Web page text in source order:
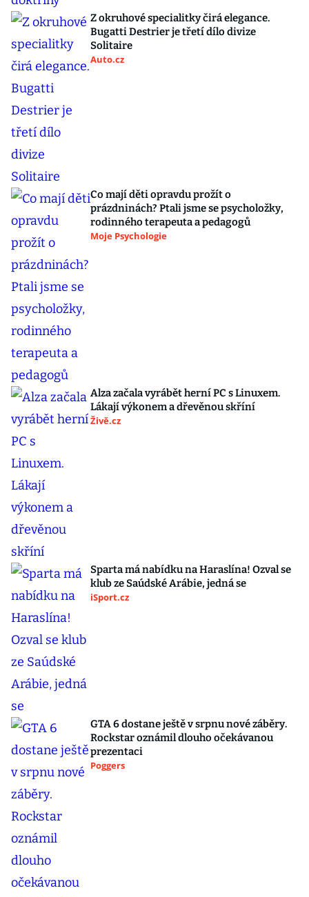
Z okruhové specialitky čirá elegance.
Bugatti Destrier je třetí dílo divize
Solitaire
Auto.cz
Co mají děti opravdu prožít o
prázdninách? Ptali jsme se psycholožky,
rodinného terapeuta a pedagogů
Moje Psychologie
Alza začala vyrábět herní PC s Linuxem.
Lákají výkonem a dřevěnou skříní
Živě.cz
Sparta má nabídku na Haraslína! Ozval se
klub ze Saúdské Arábie, jedná se
iSport.cz
GTA 6 dostane ještě v srpnu nové záběry.
Rockstar oznámil dlouho očekávanou
prezentaci
Poggers